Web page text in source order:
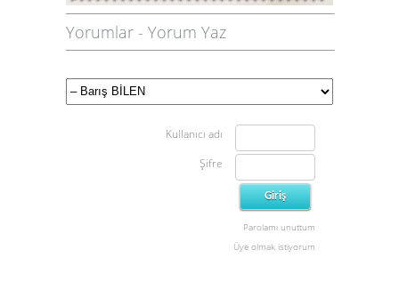
Yorumlar - Yorum Yaz
Kullanıcı adı
Şifre
Parolamı unuttum
Üye olmak istiyorum